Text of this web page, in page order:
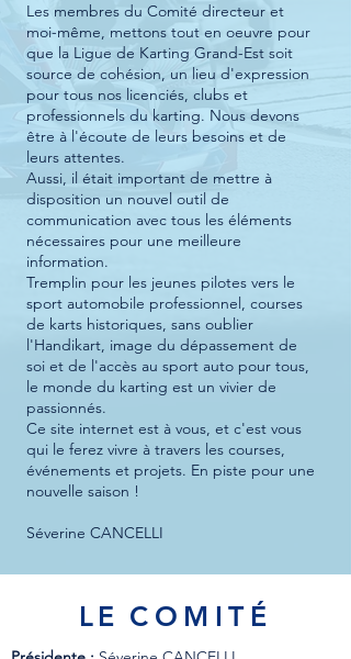
Les membres du Comité directeur et
moi-même, mettons tout en oeuvre pour
que la Ligue de Karting Grand-Est soit
source de cohésion, un lieu d'expression
pour tous nos licenciés, clubs et
professionnels du karting. Nous devons
être à l'écoute de leurs besoins et de
leurs attentes.
Aussi, il était important de mettre à
disposition un nouvel outil de
communication avec tous les éléments
nécessaires pour une meilleure
information.
Tremplin pour les jeunes pilotes vers le
sport automobile professionnel, courses
de karts historiques, sans oublier
l'Handikart, image du dépassement de
soi et de l'accès au sport auto pour tous,
le monde du karting est un vivier de
passionnés.
Ce site internet est à vous, et c'est vous
qui le ferez vivre à travers les courses,
événements et projets. En piste pour une
nouvelle saison !
Séverine CANCELLI
LE COMITÉ